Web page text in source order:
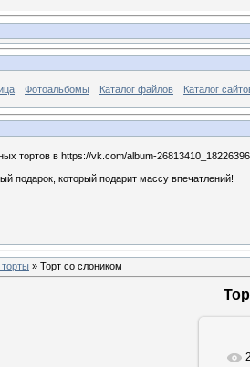
Фотоальбомы Каталог файлов Каталог
тортов в https://vk.com/album-
подарок, который подарит массу впечатлений!
торты » Торт со слоником